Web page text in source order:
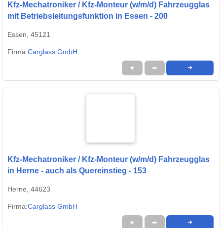
Kfz-Mechatroniker / Kfz-Monteur (w/m/d) Fahrzeugglas
mit Betriebsleitungsfunktion in Essen - 200
Essen, 45121
Firma:Carglass GmbH
★ ➦ ➜
Kfz-Mechatroniker / Kfz-Monteur (w/m/d) Fahrzeugglas
in Herne - auch als Quereinstieg - 153
Herne, 44623
Firma:Carglass GmbH
★ ➦ ➜